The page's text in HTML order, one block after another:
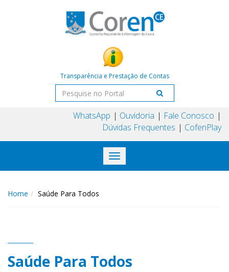
Transparência e Prestação de Contas
WhatsApp Ouvidoria
Fale Conosco
Dúvidas Frequentes
CofenPlay
Toggle
navigation
Home Saúde Para Todos
Saúde Para Todos